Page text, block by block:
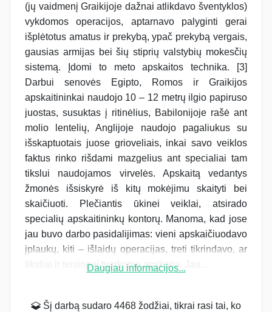
(jų vaidmenį Graikijoje dažnai atlikdavo šventyklos)
vykdomos operacijos, aptarnavo palyginti gerai
išplėtotus amatus ir prekybą, ypač prekybą vergais,
gausias armijas bei šių stiprių valstybių mokesčių
sistemą. Įdomi to meto apskaitos technika. [3]
Darbui senovės Egipto, Romos ir Graikijos
apskaitininkai naudojo 10 – 12 metrų ilgio papiruso
juostas, susuktas į ritinėlius, Babilonijoje rašė ant
molio lentelių, Anglijoje naudojo pagaliukus su
išskaptuotais juose grioveliais, inkai savo veiklos
faktus rinko rišdami mazgelius ant specialiai tam
tikslui naudojamos virvelės. Apskaitą vedantys
žmonės išsiskyrė iš kitų mokėjimu skaityti bei
skaičiuoti. Plečiantis ūkinei veiklai, atsirado
specialių apskaitininkų kontorų. Manoma, kad jose
jau buvo darbo pasidalijimas: vieni apskaičiuodavo
įplaukų, kiti – išlaidų operacijas, treti tikrindavo, ar
tiksliai ir teisingai tvarkoma apskaita. Jau...
Daugiau informacijos...
Šį darbą sudaro 4468 žodžiai, tikrai rasi tai, ko